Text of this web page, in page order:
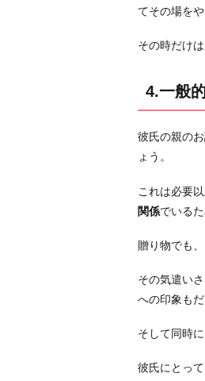
お
てその場を
その時だけ
4.一般
彼氏の親の
ょう。
これは必要
関係でいるた
贈り物でも
その気遣い
への印象も
そして同時に
彼氏にとっ